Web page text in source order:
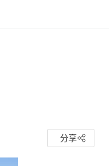
分享